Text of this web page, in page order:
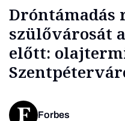
Dróntámadás
szülővárosát
előtt:
Forbes